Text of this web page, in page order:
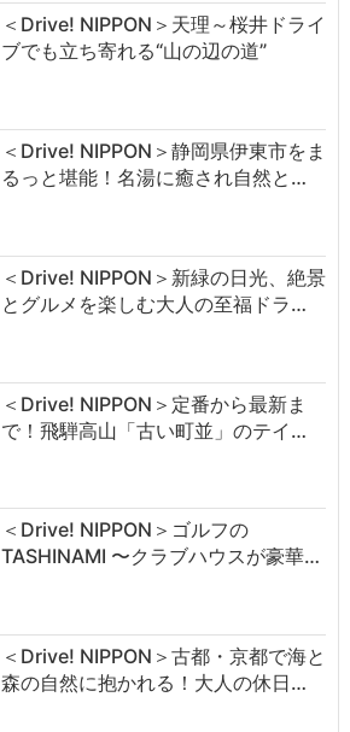
＜Drive! NIPPON＞天理～桜井ドライ
ブでも立ち寄れる“山の辺の道”
＜Drive! NIPPON＞静岡県伊東市をま
るっと堪能！名湯に癒され自然と…
＜Drive! NIPPON＞新緑の日光、絶景
とグルメを楽しむ大人の至福ドラ…
＜Drive! NIPPON＞定番から最新ま
で！飛騨高山「古い町並」のテイ…
＜Drive! NIPPON＞ゴルフの
TASHINAMI 〜クラブハウスが豪華…
＜Drive! NIPPON＞古都・京都で海と
森の自然に抱かれる！大人の休日…